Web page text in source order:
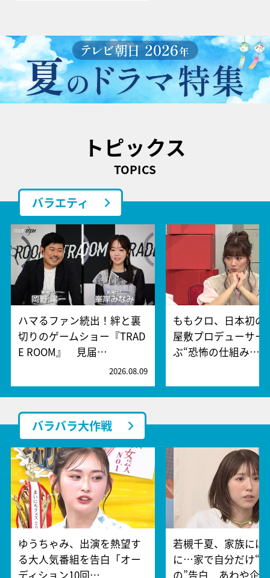
トピックス
TOPICS
バラエティ
ハマるファン続出！絆と裏
切りのゲームショー『TRAD
E ROOM』 見届…
2026.08.09
ももクロ、日本初の
屋敷プロデューサー
ぶ“恐怖の仕組み…
バラバラ大作戦
ゆうちゃみ、出演を熱望す
る大人気番組を告白「オー
ディション10回…
若槻千夏、家族には
に…家で自分だけ“
の”告白 あわや企…